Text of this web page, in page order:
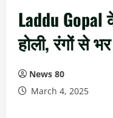
Laddu Gopal
होली, रंगों से
News 80
March 4, 2025